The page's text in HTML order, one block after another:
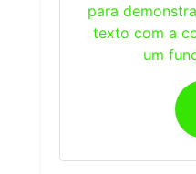
para
texto com a
um